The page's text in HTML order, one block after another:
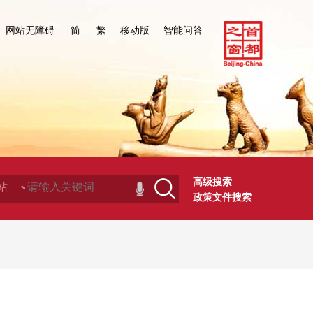
网站无障碍 简 繁 移动版 智能问答
高级搜索
政策文件搜索